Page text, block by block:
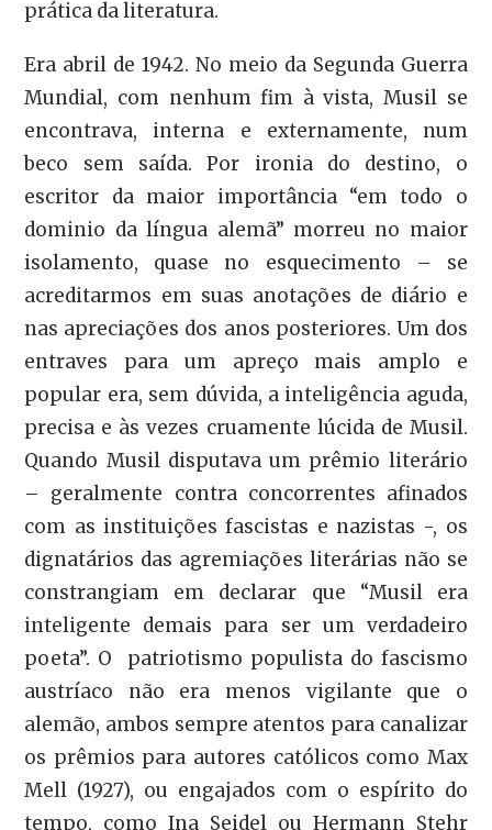
prática da literatura.
Era abril de 1942. No meio da Segunda Guerra
Mundial, com nenhum fim à vista, Musil se
encontrava, interna e externamente, num
beco sem saída. Por ironia do destino, o
escritor da maior importância “em todo o
dominio da língua alemã” morreu no maior
isolamento, quase no esquecimento – se
acreditarmos em suas anotações de diário e
nas apreciações dos anos posteriores. Um dos
entraves para um apreço mais amplo e
popular era, sem dúvida, a inteligência aguda,
precisa e às vezes cruamente lúcida de Musil.
Quando Musil disputava um prêmio literário
– geralmente contra concorrentes afinados
com as instituições fascistas e nazistas -, os
dignatários das agremiações literárias não se
constrangiam em declarar que “Musil era
inteligente demais para ser um verdadeiro
poeta”. O patriotismo populista do fascismo
austríaco não era menos vigilante que o
alemão, ambos sempre atentos para canalizar
os prêmios para autores católicos como Max
Mell (1927), ou engajados com o espírito do
tempo, como Ina Seidel ou Hermann Stehr